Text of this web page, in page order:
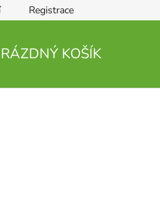
Registrace
KOŠÍK